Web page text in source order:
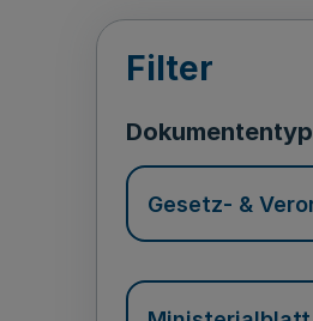
Filter
Dokumententyp
Gesetz- &